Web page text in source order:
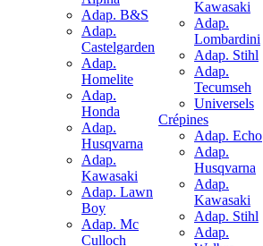
Adap. B&S
Adap.
Castelgarden
Adap.
Homelite
Adap.
Honda
Adap.
Husqvarna
Adap.
Kawasaki
Adap. Lawn
Boy
Adap. Mc
Culloch
Kawasaki
Adap.
Lombardini
Adap. Stihl
Adap.
Tecumseh
Universels
Crépines
Adap. Echo
Adap.
Husqvarna
Adap.
Kawasaki
Adap. Stihl
Adap.